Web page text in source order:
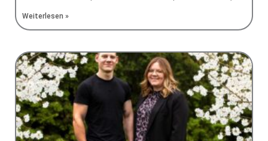
Weiterlesen »